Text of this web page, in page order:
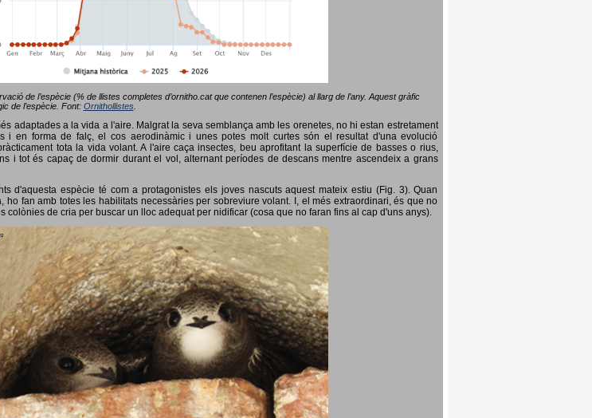
de l’espècie (% de llistes completes d’ornitho.cat que contenen l’espècie) al llarg de l’any. Aquest gràfic
de l’espècie. Font: Ornithollistes.
adaptades a la vida a l'aire. Malgrat la seva semblança amb les orenetes, no hi estan estretament
i en forma de falç, el cos aerodinàmic i unes potes molt curtes són el resultat d'una evolució
tota la vida volant. A l'aire caça insectes, beu aprofitant la superfície de basses o rius,
i tot és capaç de dormir durant el vol, alternant períodes de descans mentre ascendeix a grans
d'aquesta espècie té com a protagonistes els joves nascuts aquest mateix estiu (Fig. 3). Quan
ho fan amb totes les habilitats necessàries per sobreviure volant. I, el més extraordinari, és que no
colònies de cria per buscar un lloc adequat per nidificar (cosa que no faran fins al cap d'uns anys).